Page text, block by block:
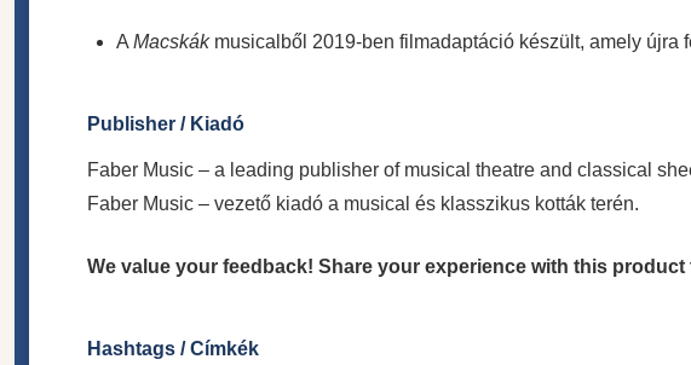
A Macskákmusicalből 2019-ben filmadaptáció készült, amely újra
Publisher / Kiadó
Faber Music – a leading publisher of musical theatre and classical
Faber Music – vezető kiadó a musical és klasszikus kották terén.
We value your feedback! Share your experience with this
Hashtags / Címkék